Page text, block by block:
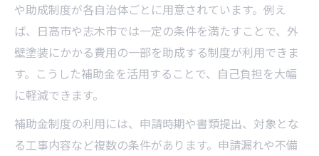
や助成制度が各自治体ごとに用意されています。例え
ば、日高市や志木市では一定の条件を満たすことで、外
壁塗装にかかる費用の一部を助成する制度が利用できま
す。こうした補助金を活用することで、自己負担を大幅
に軽減できます。
補助金制度の利用には、申請時期や書類提出、対象とな
る工事内容など複数の条件があります。申請漏れや不備